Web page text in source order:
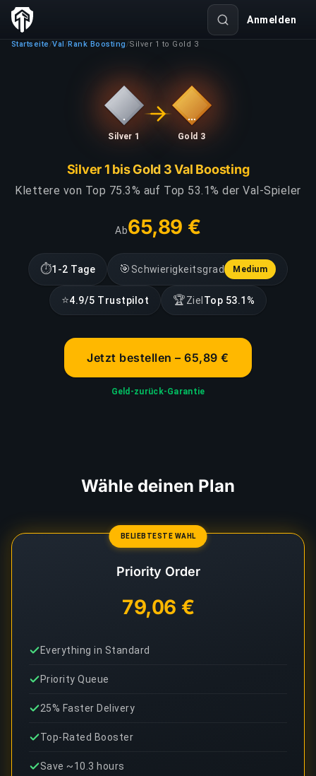
Anmelden
Startseite /Val /Rank Boosting /Silver 1 to Gold 3
Silver 1 Gold 3
Silver 1 bis Gold 3 Val Boosting
Klettere von Top 75.3% auf Top 53.1% der Val-Spieler
Ab65,89 €
⏱1-2 Tage 🎯 Schwierigkeitsgrad Medium
⭐4.9/5 Trustpilot 🏆Ziel Top 53.1%
Jetzt bestellen – 65,89 €
Geld-zurück-Garantie
Wähle deinen Plan
BELIEBTESTE WAHL
Priority Order
79,06 €
Everything in Standard
Priority Queue
25% Faster Delivery
Top-Rated Booster
Save ~10.3 hours